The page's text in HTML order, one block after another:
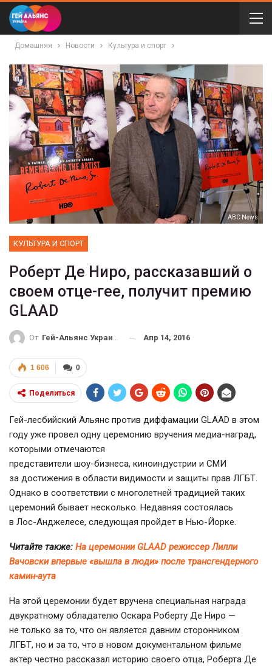
Домашняя Новости Культура и спорт
ABC News
КУЛЬТУРА И СПОРТ
Роберт Де Ниро, рассказавший о
своем отце-гее, получит премию
GLAAD
От Гей-Альянс Украина Апр 14, 2016
0
1 606
Поделиться
Гей-лесбийский Альянс против диффамации GLAAD в этом
году уже провел одну церемонию вручения медиа-наград,
которыми отмечаются
представители шоу-бизнеса, киноиндустрии и СМИ
за достижения в области видимости и защиты прав ЛГБТ.
Однако в соответствии с многолетней традицией таких
церемоний бывает несколько. Недавняя состоялась
в Лос-Анджелесе, следующая пройдет в Нью-Йорке.
Читайте также: На церемонии GLAAD режиссер Лилли
Вачовски впервые «вышла в люди» после трансгендерного
камин-аута
На этой церемонии будет вручена специальная награда
двукратному обладателю Оскара Роберту Де Ниро —
не только за то, что он является давним сторонником
ЛГБТ, но и за то, что в новом документальном фильме
актер честно рассказал историю своего отца, Роберта Де